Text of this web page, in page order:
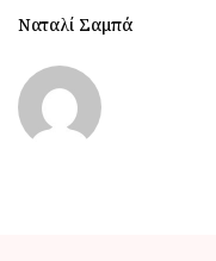
Ναταλί Σαμπά